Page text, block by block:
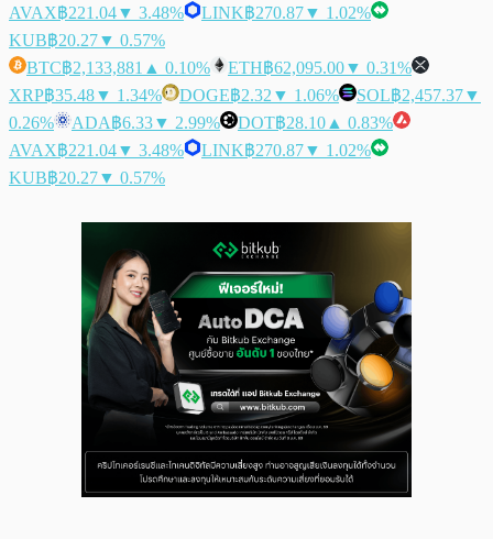
AVAX฿221.04▼ 3.48% LINK฿270.87▼ 1.02%
KUB฿20.27▼ 0.57%
BTC฿2,133,881 ▲ 0.10% ETH฿62,095.00▼ 0.31%
XRP฿35.48▼ 1.34% DOGE฿2.32 ▼ 1.06% SOL฿2,457.37▼
0.26%
ADA฿6.33▼ 2.99% DOT฿28.10 ▲ 0.83%
AVAX฿221.04▼ 3.48% LINK฿270.87▼ 1.02%
KUB฿20.27▼ 0.57%